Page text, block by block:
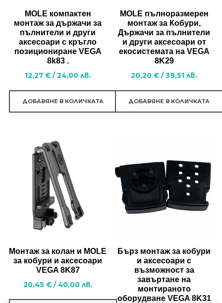
MOLE компактен
монтаж за държачи за
пълнители и други
аксесоари с кръгло
позициониране VEGA
8k83 .
12,27 € /24,00 лв.
ДОБАВЯНЕ В КОЛИЧКАТА
MOLE пълноразмерен
монтаж за Кобури,
Държачи за пълнители
и други аксесоари от
екосистемата на VEGA
8K29
20,20€ /39,51лв.
ДОБАВЯНЕ В КОЛИЧКАТА
Mонтаж за колан и MOLE
за кобури и аксесоари
VEGA 8K87
20,45 € / 40,00 лв.
Бърз монтаж за кобури
и аксесоари с
възможност за
завъртане на
монтираното
оборудване VEGA 8K31